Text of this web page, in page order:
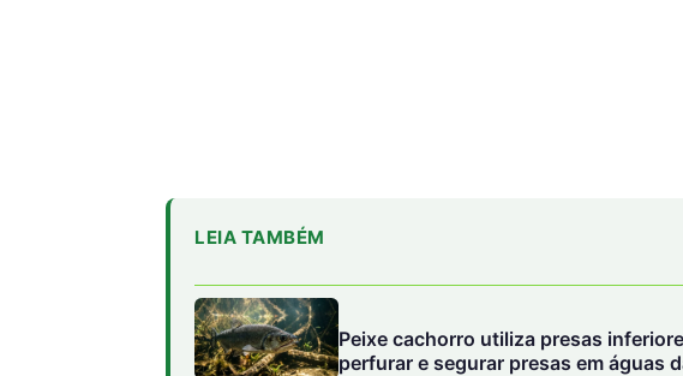
LEIA TAMBÉM
Peixe cachorro utiliza presas
perfurar e segurar presas em águas